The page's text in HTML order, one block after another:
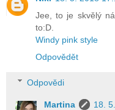
Jee, to je skvělý
to:D.
Windy pink style
Odpovědět
Odpovědi
Martina
18.